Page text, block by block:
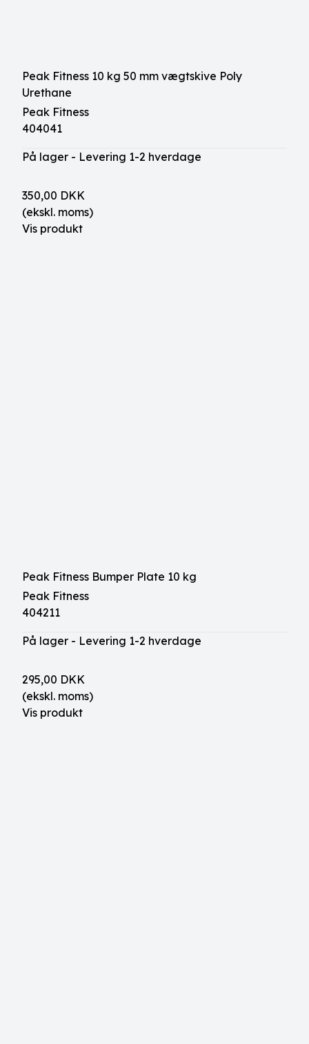
Peak Fitness 10 kg 50 mm vægtskive Poly
Urethane
Peak Fitness
404041
På lager - Levering 1-2 hverdage
350,00 DKK
(ekskl. moms)
Vis produkt
Peak Fitness Bumper Plate 10 kg
Peak Fitness
404211
På lager - Levering 1-2 hverdage
295,00 DKK
(ekskl. moms)
Vis produkt